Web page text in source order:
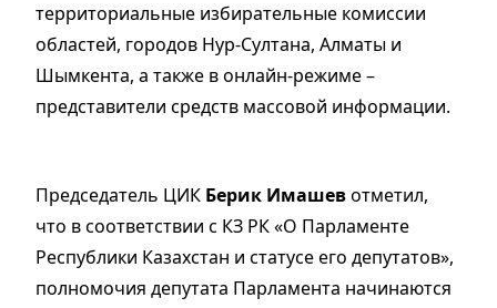
территориальные избирательные комиссии
областей, городов Нур-Султана, Алматы и
Шымкента, а также в онлайн-режиме –
представители средств массовой информации.
Председатель ЦИК Берик Имашевотметил,
что в соответствии с КЗ РК «О Парламенте
Республики Казахстан и статусе его депутатов»,
полномочия депутата Парламента начинаются